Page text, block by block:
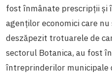
fost înmânate prescripții și
agenților economici care
deszăpezit trotuarele de
sectorul Botanica, au fost
întreprinderilor municipale